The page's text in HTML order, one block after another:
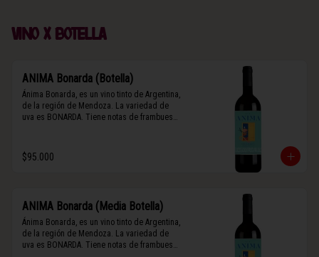
Vino x botella
ANIMA Bonarda (Botella)
Ánima Bonarda, es un vino tinto de Argentina,
de la región de Mendoza. La variedad de
uva es BONARDA. Tiene notas de frambuesa
por barrica por 3 meses.
$95.000
ANIMA Bonarda (Media Botella)
Ánima Bonarda, es un vino tinto de Argentina,
de la región de Mendoza. La variedad de
uva es BONARDA. Tiene notas de frambuesa